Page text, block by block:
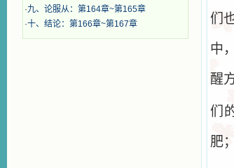
·九、论服从：第164章~第165章
·十、结论：第166章~第167章 们
中
醒
们
肥